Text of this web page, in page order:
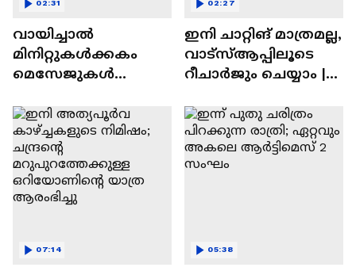
വായിച്ചാൽ
മിനിറ്റുകൾക്കകം
മെസേജുകള്‍
WhatsApp | Tech Talk
02:31
ഇനി ചാറ്റിങ് മാത്രമല്ല,
വാട്‌സ്‌ആപ്പിലൂടെ
റീചാർജും ചെയ്യാം |
Tech Talk
02:27
07:14 05:38